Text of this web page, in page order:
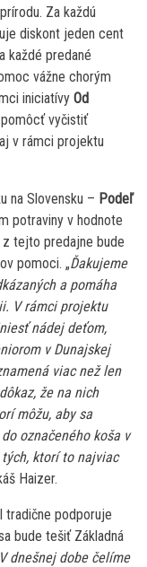
Za každú
diskont jeden cent
každé predané
vážne chorým
iniciatívy Od
vyčistiť
v rámci projektu
na Slovensku – Podeľ
potraviny v hodnote
tejto predajne bude
pomoci. „Ďakujeme
a pomáha
V rámci projektu
nádej deťom,
v Dunajskej
viac než len
že na nich
môžu, aby sa
označeného koša v
ktorí to najviac
Haizer.
tradične podporuje
bude tešiť Základná
V dnešnej dobe čelíme